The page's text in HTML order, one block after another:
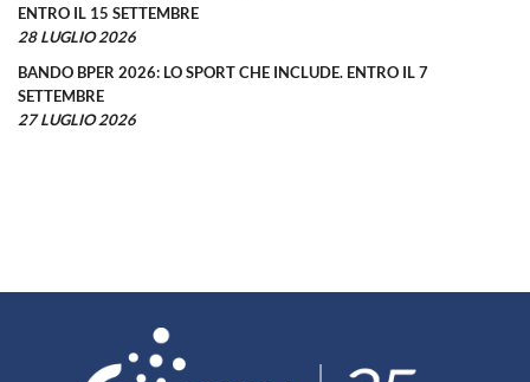
ENTRO IL 15 SETTEMBRE
28 LUGLIO 2026
BANDO BPER 2026: LO SPORT CHE INCLUDE. ENTRO IL 7
SETTEMBRE
27 LUGLIO 2026